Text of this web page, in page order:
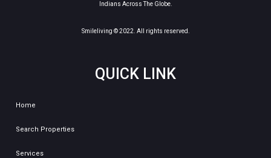
Indians Across The Globe.
Smileliving © 2022. All rights reserved.
QUICK LINK
Home
Search Properties
Services